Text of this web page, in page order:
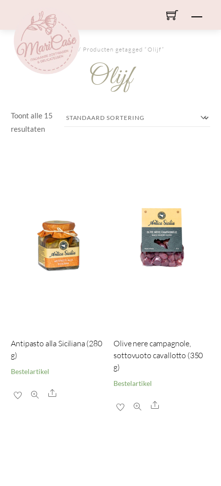
content
HOME / Producten getagged “Olijf”
Olijf
Toont alle 15
resultaten
Antipasto alla Siciliana (280
g)
Bestelartikel
Share
Olive nere campagnole,
sottovuoto cavallotto (350
g)
Bestelartikel
Share